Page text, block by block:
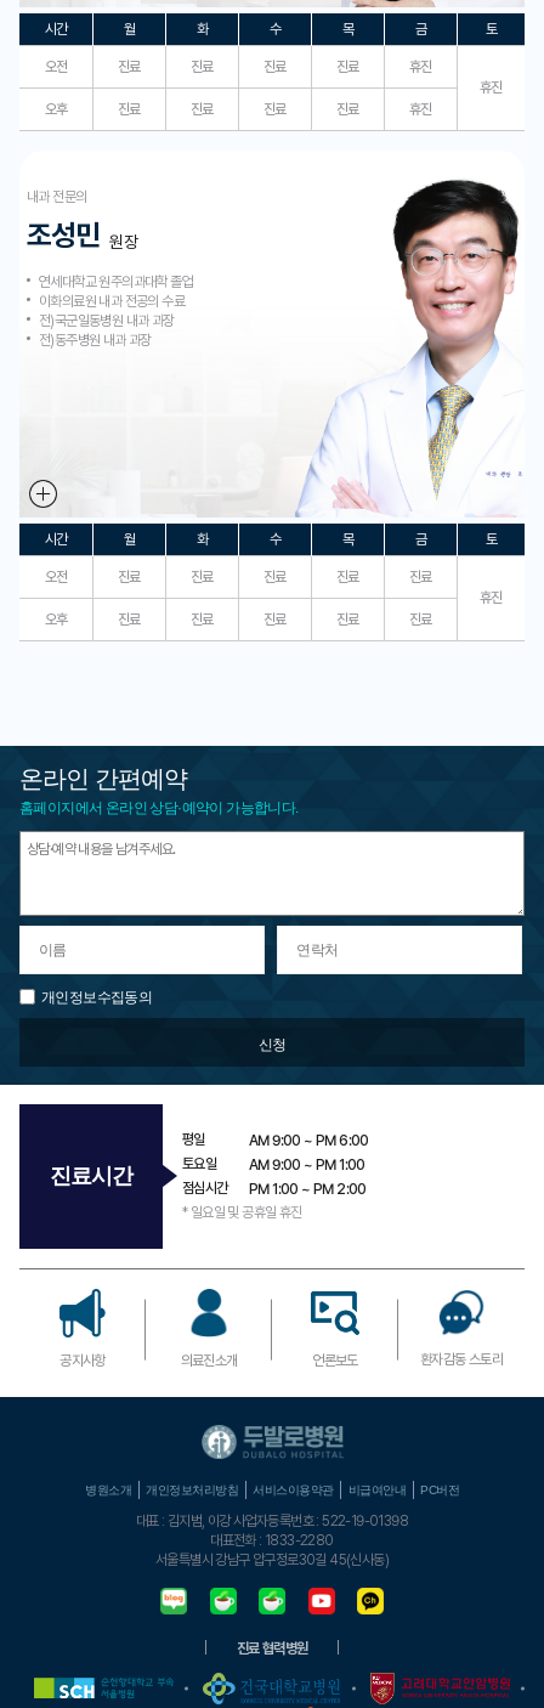
시간 월 화 수 목 금 토
오전 진료 진료 진료 진료
휴진
휴진
오후
진료 진료 진료 진료 휴진
내과 전문의
조성민 원장
연세대학교 원주의과대학 졸업
이화의료원 내과 전공의 수료
전)국군일동병원 내과 과장
전)동주병원 내과 과장
시간 월 화 수 목 금 토
오전 진료 진료 진료 진료
진료
휴진
오후
진료 진료 진료 진료 진료
온라인 간편예약
홈페이지에서 온라인 상담·예약이 가능합니다.
개인정보수집동의
진료시간
평일 AM9:00 ~PM6:00
토요일
AM9:00 ~PM1:00​
점심시간
PM1:00 ~PM2:00​
* 일요일 및 공휴일 휴진
공지사항 의료진소개 언론보도 환자감동 스토리
병원소개 개인정보처리방침 서비스이용약관 비급여안내 PC버전
대표 : 김지범, 이강 사업자등록번호 : 522-19-01398
대표전화 : 1833-2280
서울특별시 강남구 압구정로30길 45(신사동)
진료 협력병원